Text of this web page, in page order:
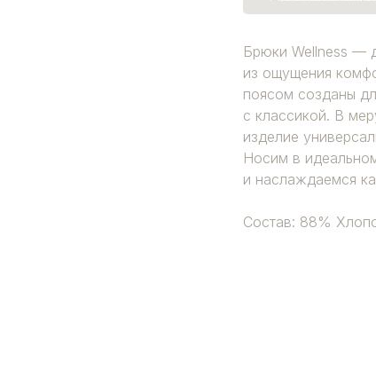
Брюки Wellness —
из ощущения
поясом созданы
с классикой. В
изделие
Носим в
и наслаждаемся
Состав: 88%